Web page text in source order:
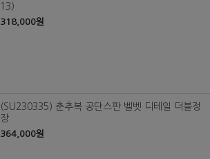
13)
318,000원
(SU230335) 춘추복 공단스판 벨벳 디테일 더블정
장
364,000원